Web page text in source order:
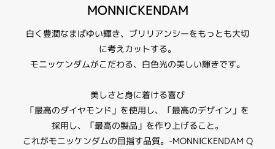
サイドのメレダイヤモンドと枠のデザインが華やかさを演出するデザイン。
センターダイヤモンドとの一体感が感じられます。
＊中石のグレードが【F-SI1】の場合の料金です。
＊選ばれるダイヤモンドグレードによって価格が変わります。
MONNICKENDAM
白く豊潤なまばゆい輝き、ブリリアンシーをもっとも大切
に考えカットする。
モニッケンダムがこだわる、白色光の美しい輝きです。
美しさと身に着ける喜び
「最高のダイヤモンド」を使用し、「最高のデザイン」を
採用し、「最高の製品」を作り上げること。
これがモニッケンダムの目指す品質。-MONNICKENDAM Q